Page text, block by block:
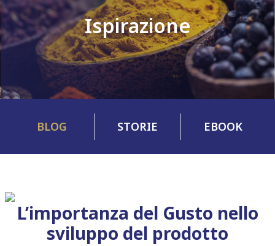
Ispirazione
BLOG STORIE EBOOK
L’importanza del Gusto nello
sviluppo del prodotto